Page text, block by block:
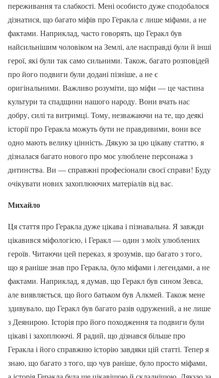
переживання та слабкості. Мені особисто дуже сподобалося
дізнатися, що багато міфів про Геракла є лише міфами, а не
фактами. Наприклад, часто говорять, що Геракл був
найсильнішим чоловіком на Землі, але насправді були й інші
герої, які були так само сильними. Також, багато розповідей
про його подвиги були додані пізніше, а не є
оригінальними. Важливо розуміти, що міфи — це частина
культури та спадщини нашого народу. Вони вчать нас
добру, силі та витримці. Тому, незважаючи на те, що деякі
історії про Геракла можуть бути не правдивими, вони все
одно мають велику цінність. Дякую за цю цікаву статтю, я
дізналася багато нового про моє улюблене персонажа з
дитинства. Ви — справжні професіонали своєї справи! Буду
очікувати нових захоплюючих матеріалів від вас.
Михайло
Ця стаття про Геракла дуже цікава і пізнавальна. Я завжди
цікавився міфологією, і Геракл — один з моїх улюблених
героїв. Читаючи цей переказ, я зрозумів, що багато з того,
що я раніше знав про Геракла, було міфами і легендами, а не
фактами. Наприклад, я думав, що Геракл був сином Зевса,
але виявляється, що його батьком був Алкмей. Також мене
здивувало, що Геракл був багато разів одружений, а не лише
з Деянирою. Історія про його походження та подвиги були
цікаві і захоплюючі. Я радий, що дізнався більше про
Геракла і його справжню історію завдяки цій статті. Тепер я
знаю, що багато з того, що чув раніше, було просто міфами,